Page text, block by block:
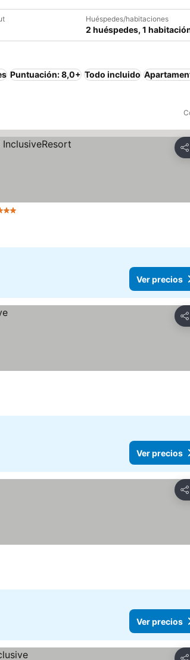
Huéspedes/habitaciones
2 huéspedes, 1
Puntuación: 8,0+ Todo incluido
Ver precios
Ver precios
Ver precios